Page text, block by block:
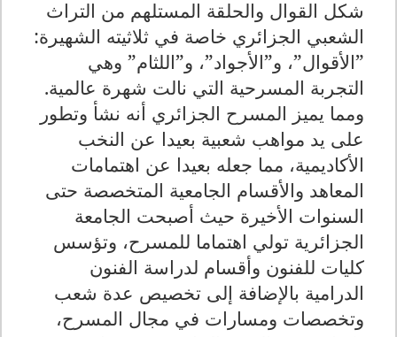
شكل القوال والحلقة المستلهم من التراث
الشعبي الجزائري خاصة في ثلاثيته الشهيرة:
”الأقوال”، و”الأجواد”، و”اللثام” وهي
التجربة المسرحية التي نالت شهرة عالمية.
ومما يميز المسرح الجزائري أنه نشأ وتطور
على يد مواهب شعبية بعيدا عن النخب
الأكاديمية، مما جعله بعيدا عن اهتمامات
المعاهد والأقسام الجامعية المتخصصة حتى
السنوات الأخيرة حيث أصبحت الجامعة
الجزائرية تولي اهتماما للمسرح، وتؤسس
كليات للفنون وأقسام لدراسة الفنون
الدرامية بالإضافة إلى تخصيص عدة شعب
وتخصصات ومسارات في مجال المسرح،